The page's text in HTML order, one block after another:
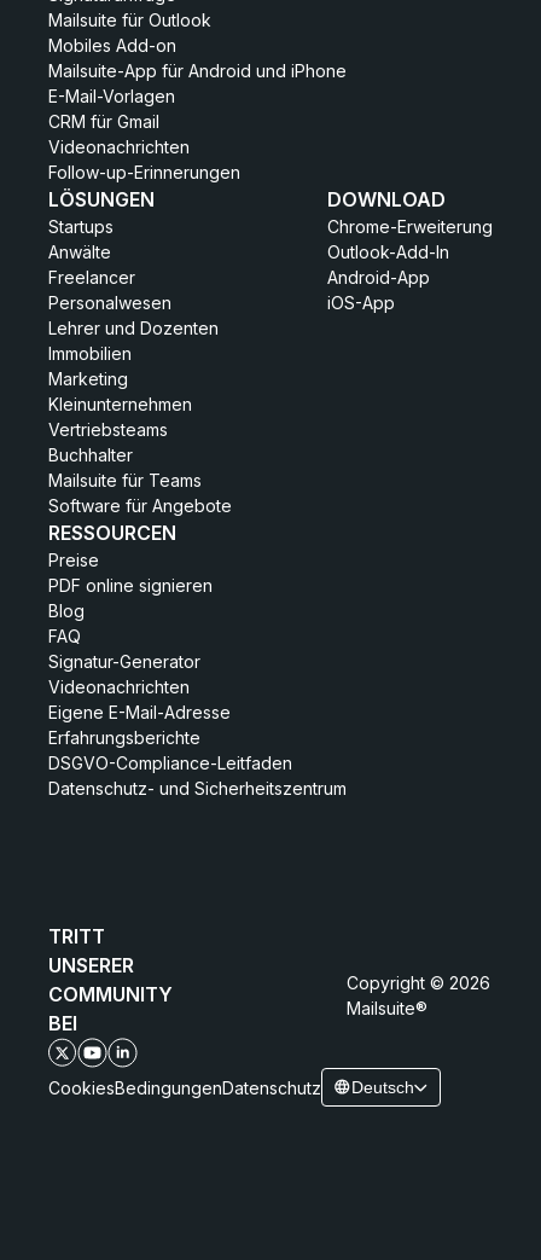
Mailsuite für Outlook
Mobiles Add-on
Mailsuite-App für Android und iPhone
E-Mail-Vorlagen
CRM für Gmail
Videonachrichten
Follow-up-Erinnerungen
LÖSUNGEN
Startups
Anwälte
Freelancer
Personalwesen
Lehrer und Dozenten
Immobilien
Marketing
Kleinunternehmen
Vertriebsteams
Buchhalter
Mailsuite für Teams
Software für Angebote
DOWNLOAD
Chrome-Erweiterung
Outlook-Add-In
Android-App
iOS-App
RESSOURCEN
Preise
PDF online signieren
Blog
FAQ
Signatur-Generator
Videonachrichten
Eigene E-Mail-Adresse
Erfahrungsberichte
DSGVO-Compliance-Leitfaden
Datenschutz- und Sicherheitszentrum
TRITT
UNSERER
COMMUNITY
BEI
Copyright © 2026
Mailsuite®
CookiesBedingungenDatenschutz Deutsch